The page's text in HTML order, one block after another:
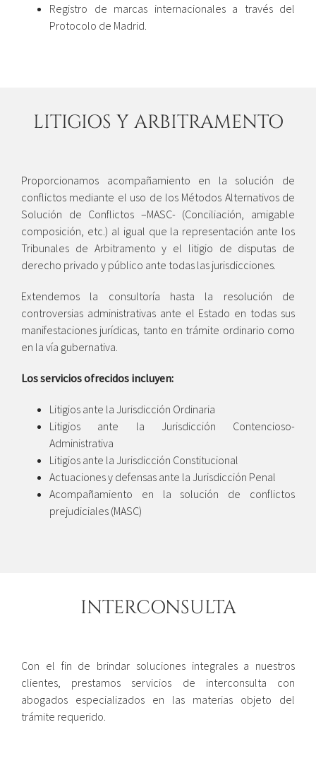
Registro de marcas internacionales a través del
Protocolo de Madrid.
LITIGIOS Y ARBITRAMENTO
Proporcionamos acompañamiento en la solución de
conflictos mediante el uso de los Métodos Alternativos de
Solución de Conflictos –MASC- (Conciliación, amigable
composición, etc.) al igual que la representación ante los
Tribunales de Arbitramento y el litigio de disputas de
derecho privado y público ante todas las jurisdicciones.
Extendemos la consultoría hasta la resolución de
controversias administrativas ante el Estado en todas sus
manifestaciones jurídicas, tanto en trámite ordinario como
en la vía gubernativa.
Los servicios ofrecidos incluyen:
Litigios ante la Jurisdicción Ordinaria
Litigios ante la Jurisdicción Contencioso-
Administrativa
Litigios ante la Jurisdicción Constitucional
Actuaciones y defensas ante la Jurisdicción Penal
Acompañamiento en la solución de conflictos
prejudiciales (MASC)
INTERCONSULTA
Con el fin de brindar soluciones integrales a nuestros
clientes, prestamos servicios de interconsulta con
abogados especializados en las materias objeto del
trámite requerido.